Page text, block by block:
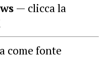
— clicca la
come fonte